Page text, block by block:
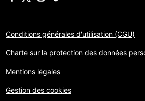
Conditions générales d'utilisation (CGU)
Charte sur la protection des données
Mentions légales
Gestion des cookies